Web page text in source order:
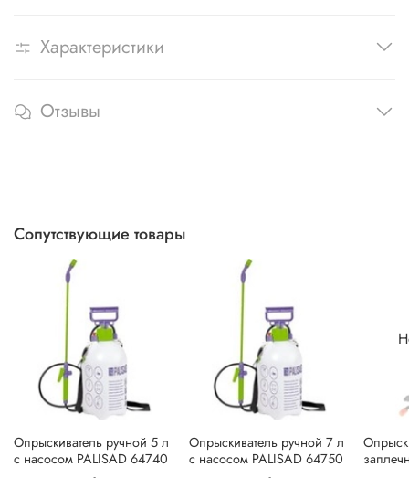
Характеристики
Отзывы
Сопутствующие товары
Опрыскиватель ручной 5 л
с насосом PALISAD 64740
Опрыскиватель ручной 7 л
с насосом PALISAD 64750